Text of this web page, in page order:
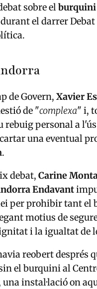
sobre elburquini
el darrer Debat
de Govern, Xavier
de "complexa" i,
rebuig personal a
una eventual
.
debat, Carine
Endavant
per prohibir tant el
motius de
i la igualtat de
reobert després
el burquini al
instal·lació on